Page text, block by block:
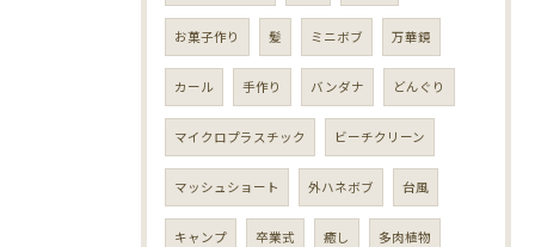
お菓子作り 髪 ミニボブ 万華鏡
カール 手作り バンダナ どんぐり
マイクロプラスチック ビーチクリーン
マッシュショート 外ハネボブ 台風
キャンプ 卒業式 癒し 多肉植物